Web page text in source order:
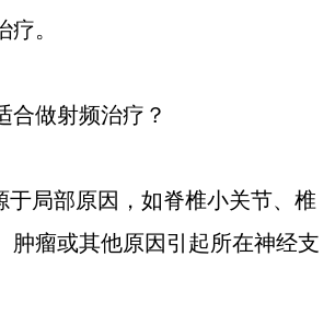
。
合做射频治疗？
于局部原因，如脊椎小关节、椎
肿瘤或其他原因引起所在神经支